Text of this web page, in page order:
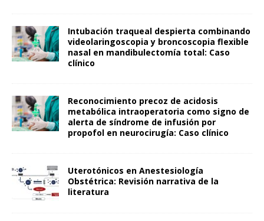
Intubación traqueal despierta combinando
videolaringoscopia y broncoscopia flexible
nasal en mandibulectomía total: Caso
clínico
Reconocimiento precoz de acidosis
metabólica intraoperatoria como signo de
alerta de síndrome de infusión por
propofol en neurocirugía: Caso clínico
Uterotónicos en Anestesiología
Obstétrica: Revisión narrativa de la
literatura